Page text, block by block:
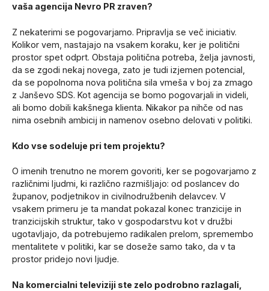
vaša agencija Nevro PR zraven?
Z nekaterimi se pogovarjamo. Pripravlja se več iniciativ.
Kolikor vem, nastajajo na vsakem koraku, ker je politični
prostor spet odprt. Obstaja politična potreba, želja javnosti,
da se zgodi nekaj novega, zato je tudi izjemen potencial,
da se popolnoma nova politična sila vmeša v boj za zmago
z Janševo SDS. Kot agencija se bomo pogovarjali in videli,
ali bomo dobili kakšnega klienta. Nikakor pa nihče od nas
nima osebnih ambicij in namenov osebno delovati v politiki.
Kdo vse sodeluje pri tem projektu?
O imenih trenutno ne morem govoriti, ker se pogovarjamo z
različnimi ljudmi, ki različno razmišljajo: od poslancev do
županov, podjetnikov in civilnodružbenih delavcev. V
vsakem primeru je ta mandat pokazal konec tranzicije in
tranzicijskih struktur, tako v gospodarstvu kot v družbi
ugotavljajo, da potrebujemo radikalen prelom, spremembo
mentalitete v politiki, kar se doseže samo tako, da v ta
prostor pridejo novi ljudje.
Na komercialni televiziji ste zelo podrobno razlagali,